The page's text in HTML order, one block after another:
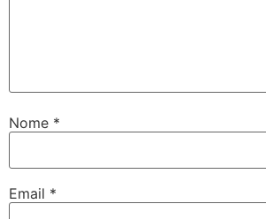
Nome *
Email *